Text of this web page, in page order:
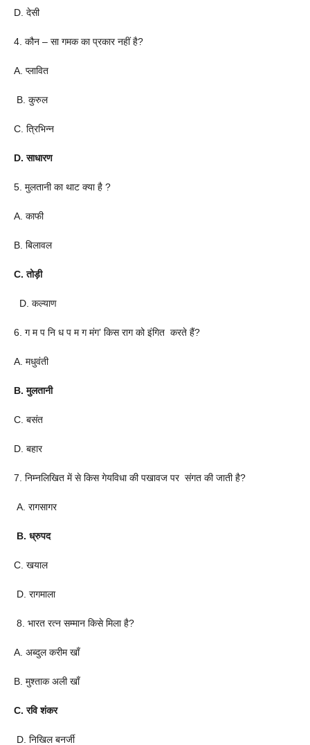
D. देसी
4. कौन – सा गमक का प्रकार नहीं है?
A. प्लावित
B. कुरुल
C. त्रिभिन्न
D. साधारण
5. मुलतानी का थाट क्या है ?
A. काफी
B. बिलावल
C. तोड़ी
D. कल्याण
6. ग म प नि ध प म ग मंग’ किस राग को इंगित करते हैं?
A. मधुवंती
B. मुलतानी
C. बसंत
D. बहार
7. निम्नलिखित में से किस गेयविधा की पखावज पर संगत की जाती है?
A. रागसागर
B. ध्रुपद
C. खयाल
D. रागमाला
8. भारत रत्न सम्मान किसे मिला है?
A. अब्दुल करीम खाँ
B. मुश्ताक अली खाँ
C. रवि शंकर
D. निखिल बनर्जी